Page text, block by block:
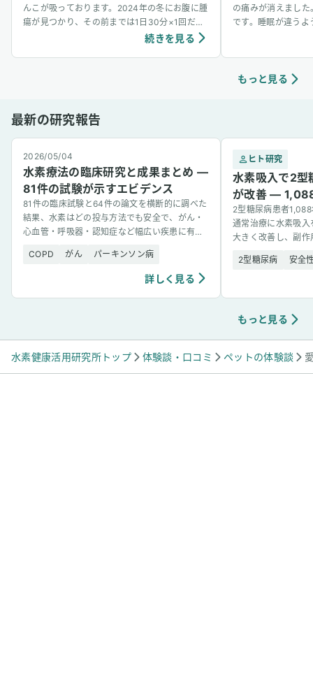
んこが吸っております。2024年の冬にお腹に腫
瘍が見つかり、その前までは1日30分×1回だっ
たのを、1日30分×3回に増やして吸っていま
様子
続きを見る
の痛みが消えまし
です。睡眠が違う
が悪くなったよう
もっと見る
最新の研究報告
2026/05/04
水素療法の臨床研究と成果まとめ —
81件の試験が示すエビデンス
81件の臨床試験と64件の論文を横断的に調べた
結果、水素はどの投与方法でも安全で、がん・
心血管・呼吸器・認知症など幅広い疾患に有望
COPD
がん パーキンソン病
詳しく見る
ヒト研究
水素吸入で2型
が改善 —
2型糖尿病患者
通常治療に水素吸
大きく改善し、副
2型糖尿病 安全
もっと見る
水素健康活用研究所トップ 体験談・口コミ ペットの体験談